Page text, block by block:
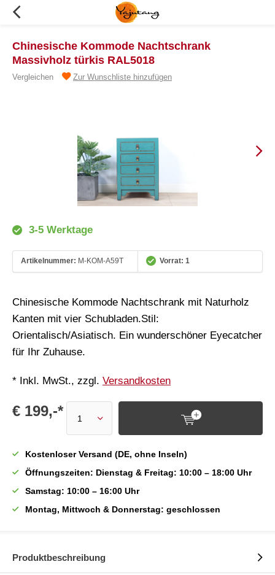
Chinesische Kommode Nachtschrank
Massivholz türkis RAL5018
Vergleichen Zur Wunschliste hinzufügen
3-5 Werktage
Artikelnummer: M-KOM-A59T Vorrat: 1
Chinesische Kommode Nachtschrank mit Naturholz
Kanten mit vier Schubladen.Stil:
Orientalisch/Asiatisch. Ein wunderschöner Eyecatcher
für Ihr Zuhause.
* Inkl. MwSt., zzgl. Versandkosten
€ 199,-*
Kostenloser Versand (DE, ohne Inseln)
Öffnungszeiten: Dienstag & Freitag: 10:00 – 18:00 Uhr
Samstag: 10:00 – 16:00 Uhr
Montag, Mittwoch & Donnerstag: geschlossen
Produktbeschreibung